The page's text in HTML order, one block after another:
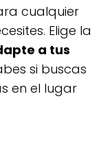
cualquier
Elige la
a tus
si buscas
en el lugar